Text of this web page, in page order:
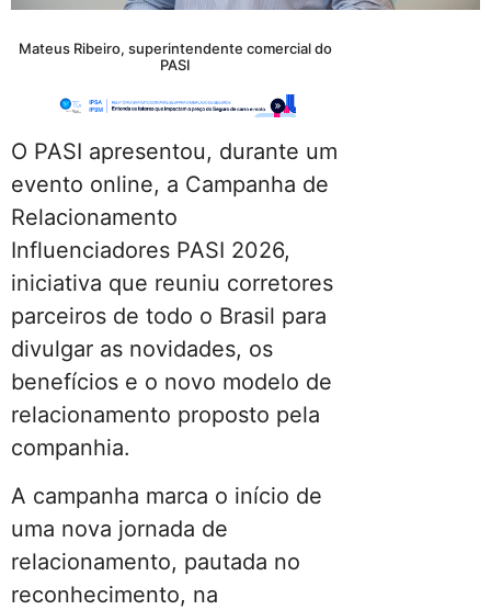
Mateus Ribeiro, superintendente comercial do
PASI
O PASI apresentou, durante um
evento online, a Campanha de
Relacionamento
Influenciadores PASI 2026,
iniciativa que reuniu corretores
parceiros de todo o Brasil para
divulgar as novidades, os
benefícios e o novo modelo de
relacionamento proposto pela
companhia.
A campanha marca o início de
uma nova jornada de
relacionamento, pautada no
reconhecimento, na